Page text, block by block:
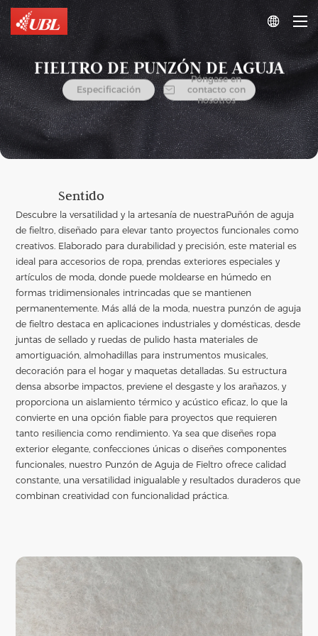

FIELTRO DE PUNZÓN DE AGUJA
Especificación 
Póngase en
contacto con
nosotros
Sentido
Descubre la versatilidad y la artesanía de nuestraPuñón de aguja
de fieltro, diseñado para elevar tanto proyectos funcionales como
creativos. Elaborado para durabilidad y precisión, este material es
ideal para accesorios de ropa, prendas exteriores especiales y
artículos de moda, donde puede moldearse en húmedo en
formas tridimensionales intrincadas que se mantienen
permanentemente. Más allá de la moda, nuestra punzón de aguja
de fieltro destaca en aplicaciones industriales y domésticas, desde
juntas de sellado y ruedas de pulido hasta materiales de
amortiguación, almohadillas para instrumentos musicales,
decoración para el hogar y maquetas detalladas. Su estructura
densa absorbe impactos, previene el desgaste y los arañazos, y
proporciona un aislamiento térmico y acústico eficaz, lo que la
convierte en una opción fiable para proyectos que requieren
tanto resiliencia como rendimiento. Ya sea que diseñes ropa
exterior elegante, confecciones únicas o diseñes componentes
funcionales, nuestro Punzón de Aguja de Fieltro ofrece calidad
constante, una versatilidad inigualable y resultados duraderos que
combinan creatividad con funcionalidad práctica.